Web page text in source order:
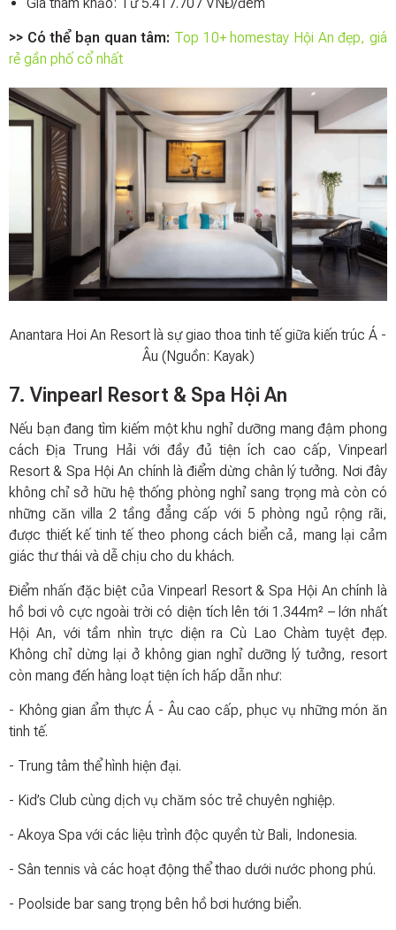
>> Có thể bạn quan tâm: Top 10+ homestay Hội An đẹp, giá
rẻ gần phố cổ nhất
Anantara Hoi An Resort là sự giao thoa tinh tế giữa kiến trúc Á -
Âu (Nguồn: Kayak)
7. Vinpearl Resort & Spa Hội An
Nếu bạn đang tìm kiếm một khu nghỉ dưỡng mang đậm phong
cách Địa Trung Hải với đầy đủ tiện ích cao cấp, Vinpearl
Resort & Spa Hội An chính là điểm dừng chân lý tưởng. Nơi đây
không chỉ sở hữu hệ thống phòng nghỉ sang trọng mà còn có
những căn villa 2 tầng đẳng cấp với 5 phòng ngủ rộng rãi,
được thiết kế tinh tế theo phong cách biển cả, mang lại cảm
giác thư thái và dễ chịu cho du khách.
Điểm nhấn đặc biệt của Vinpearl Resort & Spa Hội An chính là
hồ bơi vô cực ngoài trời có diện tích lên tới 1.344m² – lớn nhất
Hội An, với tầm nhìn trực diện ra Cù Lao Chàm tuyệt đẹp.
Không chỉ dừng lại ở không gian nghỉ dưỡng lý tưởng, resort
còn mang đến hàng loạt tiện ích hấp dẫn như:
- Không gian ẩm thực Á - Âu cao cấp, phục vụ những món ăn
tinh tế.
- Trung tâm thể hình hiện đại.
- Kid’s Club cùng dịch vụ chăm sóc trẻ chuyên nghiệp.
- Akoya Spa với các liệu trình độc quyền từ Bali, Indonesia.
- Sân tennis và các hoạt động thể thao dưới nước phong phú.
- Poolside bar sang trọng bên hồ bơi hướng biển.